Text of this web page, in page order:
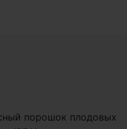
порошок плодовых